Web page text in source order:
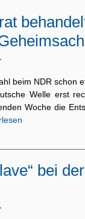
beim NDR schon
Welle erst
Woche die
bei der